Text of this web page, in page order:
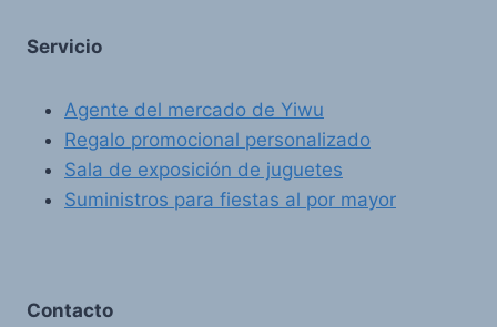
Servicio
Agente del mercado de Yiwu
Regalo promocional personalizado
Sala de exposición de juguetes
Suministros para fiestas al por mayor
Contacto